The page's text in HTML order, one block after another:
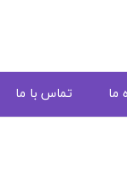
ما تماس با ما